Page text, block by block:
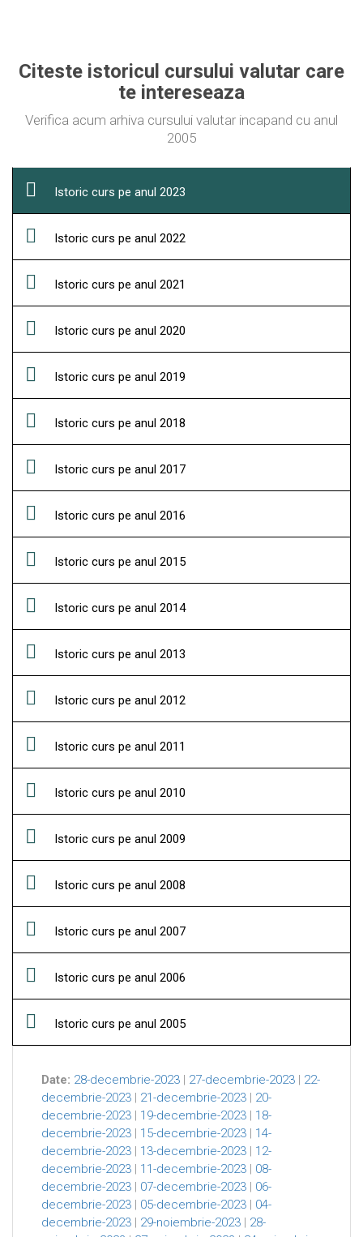
Citeste istoricul cursului valutar care
te intereseaza
Verifica acum arhiva cursului valutar incapand cu anul
2005
Istoric curs pe anul 2023
Istoric curs pe anul 2022
Istoric curs pe anul 2021
Istoric curs pe anul 2020
Istoric curs pe anul 2019
Istoric curs pe anul 2018
Istoric curs pe anul 2017
Istoric curs pe anul 2016
Istoric curs pe anul 2015
Istoric curs pe anul 2014
Istoric curs pe anul 2013
Istoric curs pe anul 2012
Istoric curs pe anul 2011
Istoric curs pe anul 2010
Istoric curs pe anul 2009
Istoric curs pe anul 2008
Istoric curs pe anul 2007
Istoric curs pe anul 2006
Istoric curs pe anul 2005
Date: 28-decembrie-2023 | 27-decembrie-2023 | 22-
decembrie-2023 | 21-decembrie-2023 | 20-
decembrie-2023 | 19-decembrie-2023 | 18-
decembrie-2023 | 15-decembrie-2023 | 14-
decembrie-2023 | 13-decembrie-2023 | 12-
decembrie-2023 | 11-decembrie-2023 | 08-
decembrie-2023 | 07-decembrie-2023 | 06-
decembrie-2023 | 05-decembrie-2023 | 04-
decembrie-2023 | 29-noiembrie-2023 | 28-